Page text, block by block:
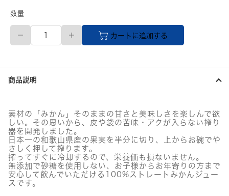
数量
【メ
カ
直
送
品】
ュ
ア
ジ
ュ
ー
ス
180mL×8
本
セ
カートに追加する
商品説明
素材の「みかん」そのままの甘さと美味しさを楽しんで欲
しい。その思いから、皮や袋の苦味・アクが入らない搾り
器を開発しました。
日本一の和歌山県産の果実を半分に切り、上からお碗でや
さしく押して搾ります。
搾ってすぐに冷却するので、栄養価も損ないません。
無添加で砂糖を使用しない、お子様からお年寄りの方まで
安心して飲んでいただける100%ストレートみかんジュー
スです。